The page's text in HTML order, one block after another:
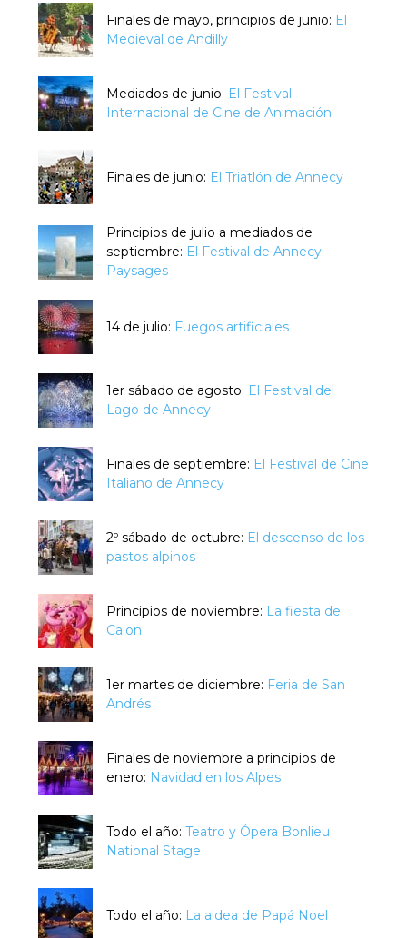
Finales de mayo, principios de junio: El
Medieval de Andilly
Mediados de junio: El Festival
Internacional de Cine de Animación
Finales de junio: El Triatlón de Annecy
Principios de julio a mediados de
septiembre: El Festival de Annecy
Paysages
14 de julio: Fuegos artificiales
1er sábado de agosto: El Festival del
Lago de Annecy
Finales de septiembre: El Festival de Cine
Italiano de Annecy
2º sábado de octubre: El descenso de los
pastos alpinos
Principios de noviembre: La fiesta de
Caion
1er martes de diciembre: Feria de San
Andrés
Finales de noviembre a principios de
enero: Navidad en los Alpes
Todo el año: Teatro y Ópera Bonlieu
National Stage
Todo el año: La aldea de Papá Noel